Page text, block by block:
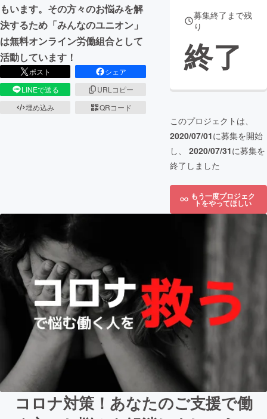
CAMPFIREふるさと納税machi-ya
もいます。その方々のお悩みを解
決するため「みんなのユニオン」
は無料オンライン労働組合として
活動しています！
ポスト
シェア
LINEで送る
URLコピー
埋め込み
QRコード
募集終了まで残
り
終了
このプロジェクトは、
2020/07/01に募集を開始
し、 2020/07/31に募集を
終了しました
もう一度プロジェク
トをやってほしい
コロナ対策！あなたのご支援で働